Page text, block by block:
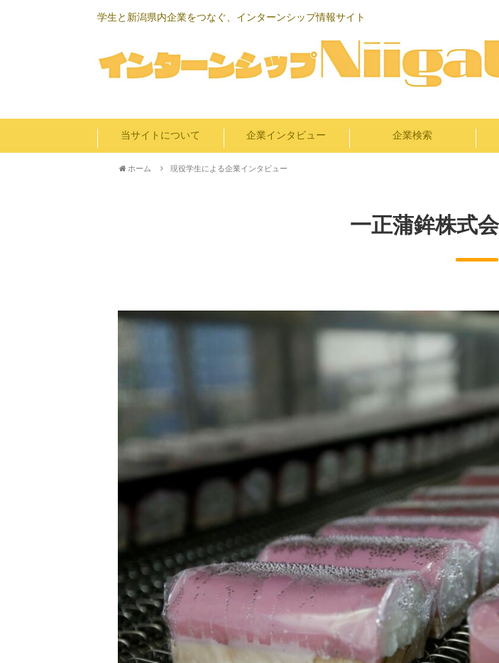
学生と新潟県内企業をつなぐ、インターンシップ情報サイト
当サイトについて 企業インタビュー 企業検索
ホーム 現役学生による企業インタビュー
一正蒲鉾株式